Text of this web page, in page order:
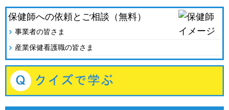
保健師への依頼とご相談（無料）
事業者の皆さま
産業保健看護職の皆さま